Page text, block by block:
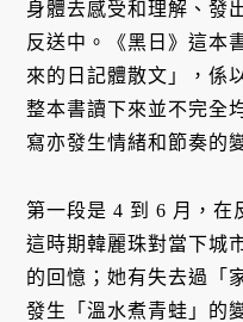
身體去感受和理解、發
反送中。《黑日》這本
來的日記體散文」，係
整本書讀下來並不完全
寫亦發生情緒和節奏的
第一段是 4 到 6 月，
這時期韓麗珠對當下城
的回憶；她有失去過「
發生「溫水煮青蛙」的